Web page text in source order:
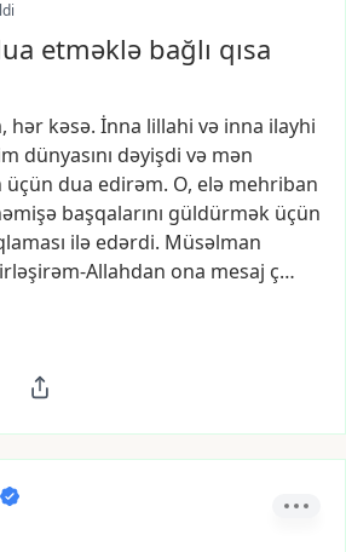
etməklə bağlı qısa
hər kəsə. İnna lillahi və inna ilayhi
dünyasını dəyişdi və mən
üçün dua edirəm. O, elə mehriban
başqalarını güldürmək üçün
ilə edərdi. Müsəlman
Allahdan ona mesaj ç…